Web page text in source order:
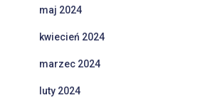
maj 2024
kwiecień 2024
marzec 2024
luty 2024